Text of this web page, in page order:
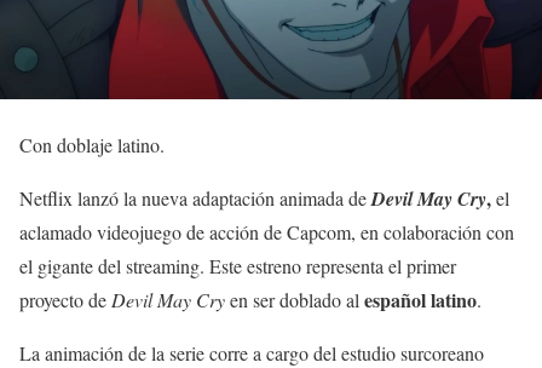
Con doblaje latino.
Netflix lanzó la nueva adaptación animada deDevil May Cry,el
aclamado videojuego de acción de Capcom, en colaboración con
el gigante del streaming. Este estreno representa el primer
proyecto deDevil May Cryen ser doblado alespañol latino.
La animación de la serie corre a cargo del estudio surcoreano